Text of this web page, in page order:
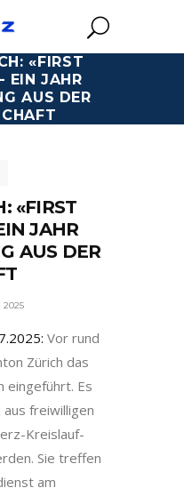
«FIRST
EIN JAHR
AUS DER
«FIRST
JAHR
AUS DER
2025
Vor rund
Zürich das
eingeführt. Es
freiwilligen
Kreislauf-
Sie treffen
am